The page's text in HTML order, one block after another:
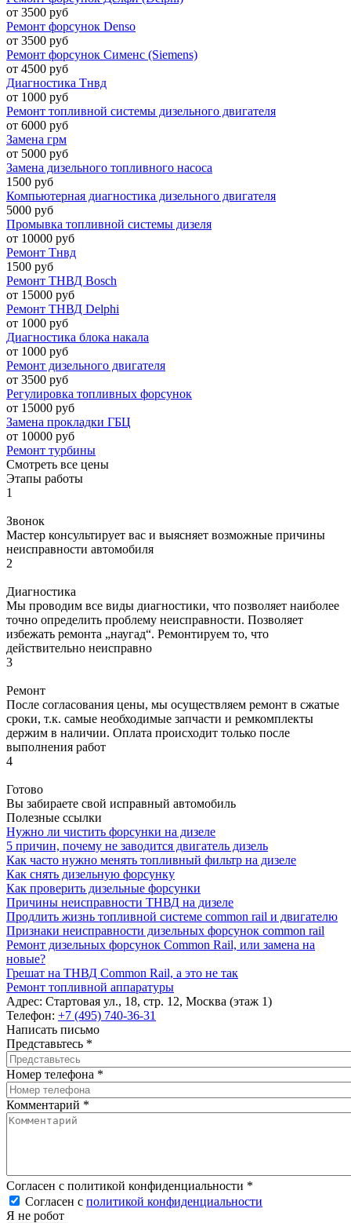
от 3500 руб
Ремонт форсунок Denso
от 3500 руб
Ремонт форсунок Сименс (Siemens)
от 4500 руб
Диагностика Тнвд
от 1000 руб
Ремонт топливной системы дизельного двигателя
от 6000 руб
Замена грм
от 5000 руб
Замена дизельного топливного насоса
1500 руб
Компьютерная диагностика дизельного двигателя
5000 руб
Промывка топливной системы дизеля
от 10000 руб
Ремонт Тнвд
1500 руб
Ремонт ТНВД Bosch
от 15000 руб
Ремонт ТНВД Delphi
от 1000 руб
Диагностика блока накала
от 1000 руб
Ремонт дизельного двигателя
от 3500 руб
Регулировка топливных форсунок
от 15000 руб
Замена прокладки ГБЦ
от 10000 руб
Ремонт турбины
Смотреть все цены
Этапы работы
1
Звонок
Мастер консультирует вас и выясняет возможные причины
неисправности автомобиля
2
Диагностика
Мы проводим все виды диагностики, что позволяет наиболее
точно определить проблему неисправности. Позволяет
избежать ремонта „наугад“. Ремонтируем то, что
действительно неисправно
3
Ремонт
После согласования цены, мы осуществляем ремонт в сжатые
сроки, т.к. самые необходимые запчасти и ремкомплекты
держим в наличии. Оплата происходит только после
выполнения работ
4
Готово
Вы забираете свой исправный автомобиль
Полезные ссылки
Нужно ли чистить форсунки на дизеле
5 причин, почему не заводится двигатель дизель
Как часто нужно менять топливный фильтр на дизеле
Как снять дизельную форсунку
Как проверить дизельные форсунки
Причины неисправности ТНВД на дизеле
Продлить жизнь топливной системе common rail и двигателю
Признаки неисправности дизельных форсунок common rail
Ремонт дизельных форсунок Common Rail, или замена на
новые?
Грешат на ТНВД Common Rail, а это не так
Ремонт топливной аппаратуры
Адрес: Стартовая ул., 18, стр. 12, Москва (этаж 1)
Телефон: +7 (495) 740-36-31
Написать письмо
Представьтесь *
Номер телефона *
Комментарий *
Согласен с политикой конфиденциальности *
Согласен с политикой конфиденциальности
Я не робот